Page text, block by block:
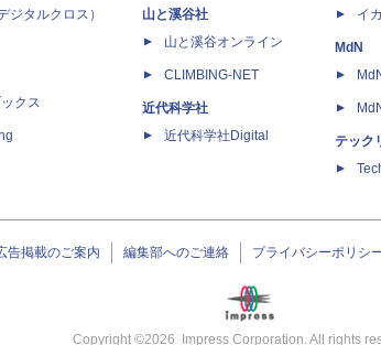
ジタルクロス）
クス
山と溪谷社
山と溪谷オンライン
CLIMBING-NET
近代科学社
近代科学社Digital
イ
MdN
テック
告掲載のご案内 編集部へのご連絡 プライバシーポリシ
Copyright ©2026 Impress Corporation. All rights